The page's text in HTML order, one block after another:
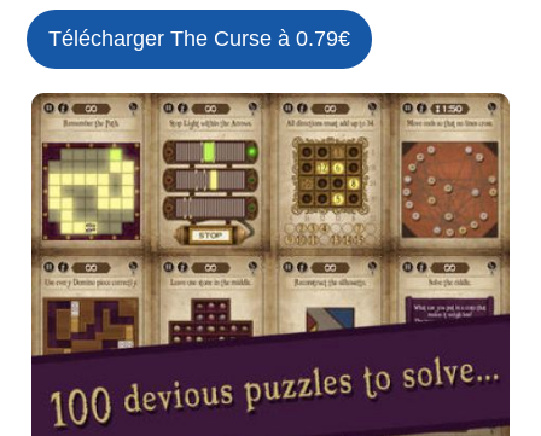
Télécharger The Curse à 0.79€